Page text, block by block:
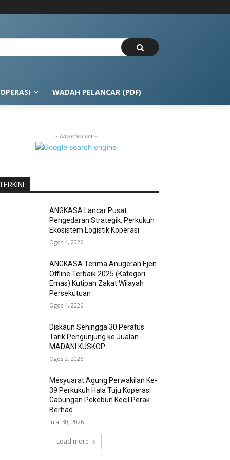
WADAH PELANCAR (PDF)
- Advertisment -
ANGKASA Lancar Pusat
Pengedaran Strategik: Perkukuh
Ekosistem Logistik Koperasi
Ogos 4, 2026
ANGKASA Terima Anugerah Ejen
Offline Terbaik 2025 (Kategori
Emas) Kutipan Zakat Wilayah
Persekutuan
Ogos 4, 2026
Diskaun Sehingga 30 Peratus
Tarik Pengunjung ke Jualan
MADANI KUSKOP
Ogos 2, 2026
Mesyuarat Agung Perwakilan Ke-
39 Perkukuh Hala Tuju Koperasi
Gabungan Pekebun Kecil Perak
Berhad
Julai 30, 2026
Load more